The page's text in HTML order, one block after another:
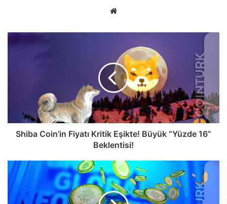
Web
Shiba Coin’in Fiyatı Kritik Eşikte! Büyük “Yüzde 16”
Beklentisi!